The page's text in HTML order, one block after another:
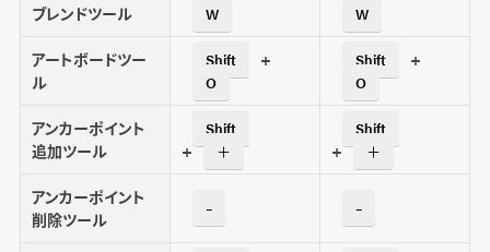
ブレンドツール W W
アートボードツー
ル
Shift +
O
Shift +
O
アンカーポイント
追加ツール
Shift
+ ＋
Shift
+ ＋
アンカーポイント
削除ツール
– –